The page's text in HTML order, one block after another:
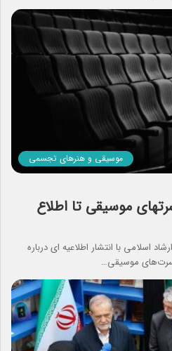
موسیقی و هنرهای تجسمی
اجراهای صحنه‌ای و کنسرت‎های موسیقی تا اطلاع
اسلامی با انتشار اطلاعیه ای درباره
موسیقی…